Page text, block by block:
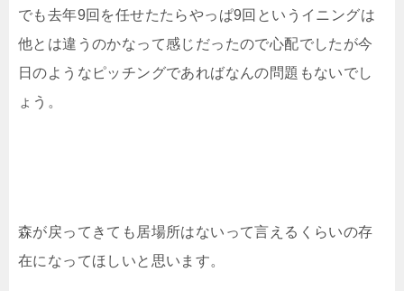
でも去年9回を任せたたらやっぱ9回というイニングは
他とは違うのかなって感じだったので心配でしたが今
日のようなピッチングであればなんの問題もないでし
ょう。
森が戻ってきても居場所はないって言えるくらいの存
在になってほしいと思います。